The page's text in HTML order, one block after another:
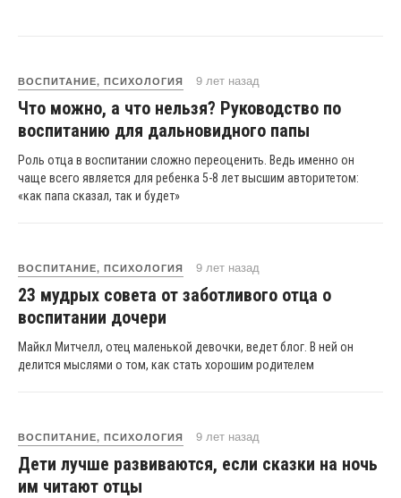
ВОСПИТАНИЕ, ПСИХОЛОГИЯ 9 лет назад
Что можно, а что нельзя? Руководство по
воспитанию для дальновидного папы
Роль отца в воспитании сложно переоценить. Ведь именно он
чаще всего является для ребенка 5-8 лет высшим авторитетом:
«как папа сказал, так и будет»
ВОСПИТАНИЕ, ПСИХОЛОГИЯ 9 лет назад
23 мудрых совета от заботливого отца о
воспитании дочери
Майкл Митчелл, отец маленькой девочки, ведет блог. В ней он
делится мыслями о том, как стать хорошим родителем
ВОСПИТАНИЕ, ПСИХОЛОГИЯ 9 лет назад
Дети лучше развиваются, если сказки на ночь
им читают отцы